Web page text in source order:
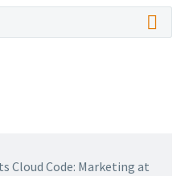
Cloud Code: Marketing at